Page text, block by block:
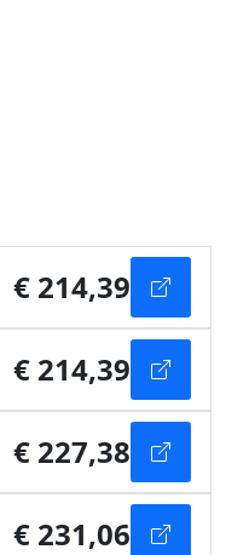
€ 214,39
€ 214,39
€ 227,38
€ 231,06